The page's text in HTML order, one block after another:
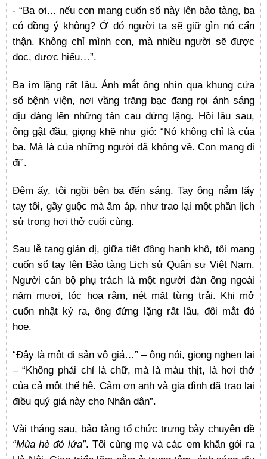
- “Ba ơi... nếu con mang cuốn sổ này lên bảo tàng, ba
có đồng ý không? Ở đó người ta sẽ giữ gìn nó cẩn
thận. Không chỉ mình con, mà nhiều người sẽ được
đọc, được hiểu…”.
Ba im lặng rất lâu. Ánh mắt ông nhìn qua khung cửa
sổ bệnh viện, nơi vầng trăng bạc đang rọi ánh sáng
dịu dàng lên những tán cau đứng lặng. Hồi lâu sau,
ông gật đầu, giọng khẽ như gió: “Nó không chỉ là của
ba. Mà là của những người đã không về. Con mang đi
đi”.
Đêm ấy, tôi ngồi bên ba đến sáng. Tay ông nắm lấy
tay tôi, gầy guộc mà ấm áp, như trao lại một phần lịch
sử trong hơi thở cuối cùng.
Sau lễ tang giản dị, giữa tiết đông hanh khô, tôi mang
cuốn sổ tay lên Bảo tàng Lịch sử Quân sự Việt Nam.
Người cán bộ phụ trách là một người đàn ông ngoài
năm mươi, tóc hoa râm, nét mặt từng trải. Khi mở
cuốn nhật ký ra, ông đứng lặng rất lâu, đôi mắt đỏ
hoe.
“Đây là một di sản vô giá…” – ông nói, giọng nghẹn lại
– “Không phải chỉ là chữ, mà là máu thịt, là hơi thở
của cả một thế hệ. Cảm ơn anh và gia đình đã trao lại
điều quý giá này cho Nhân dân”.
Vài tháng sau, bảo tàng tổ chức trưng bày chuyên đề
“Mùa hè đỏ lửa”. Tôi cùng mẹ và các em khăn gói ra